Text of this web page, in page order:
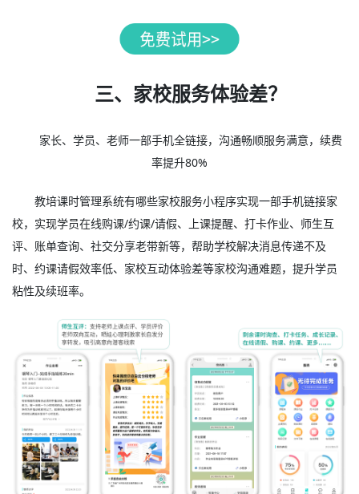
三、家校服务体验差？
家长、学员、老师一部手机全链接，沟通畅顺服务满意，续费
率提升80%
教培课时管理系统有哪些家校服务小程序实现一部手机链接家
校，实现学员在线购课/约课/请假、上课提醒、打卡作业、师生互
评、账单查询、社交分享老带新等，帮助学校解决消息传递不及
时、约课请假效率低、家校互动体验差等家校沟通难题，提升学员
粘性及续班率。